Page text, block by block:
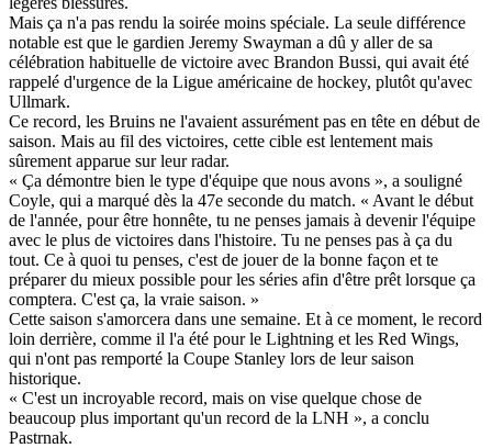
Mais ça n'a pas rendu la soirée moins spéciale. La seule différence
notable est que le gardien Jeremy Swayman a dû y aller de sa
célébration habituelle de victoire avec Brandon Bussi, qui avait été
rappelé d'urgence de la Ligue américaine de hockey, plutôt qu'avec
Ullmark.
Ce record, les Bruins ne l'avaient assurément pas en tête en début de
saison. Mais au fil des victoires, cette cible est lentement mais
sûrement apparue sur leur radar.
« Ça démontre bien le type d'équipe que nous avons », a souligné
Coyle, qui a marqué dès la 47e seconde du match. « Avant le début
de l'année, pour être honnête, tu ne penses jamais à devenir l'équipe
avec le plus de victoires dans l'histoire. Tu ne penses pas à ça du
tout. Ce à quoi tu penses, c'est de jouer de la bonne façon et te
préparer du mieux possible pour les séries afin d'être prêt lorsque ça
comptera. C'est ça, la vraie saison. »
Cette saison s'amorcera dans une semaine. Et à ce moment, le record
loin derrière, comme il l'a été pour le Lightning et les Red Wings,
qui n'ont pas remporté la Coupe Stanley lors de leur saison
historique.
« C'est un incroyable record, mais on vise quelque chose de
beaucoup plus important qu'un record de la LNH », a conclu
Pastrnak.